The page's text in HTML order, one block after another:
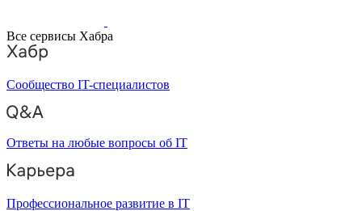
Все сервисы Хабра
Сообщество IT-специалистов
Ответы на любые вопросы об IT
Профессиональное развитие в IT